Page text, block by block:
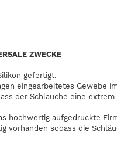
ZWECKE
gefertigt.
eingearbeitetes Gewebe
der Schlauche eine
hochwertig aufgedruckte
vorhanden sodass die